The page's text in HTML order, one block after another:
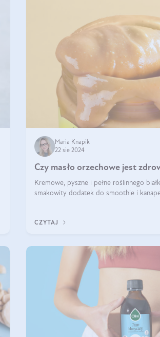
Maria Knapik
22 sie 2024
Czy masło orzechowe jest
Kremowe, pyszne i pełne roślinnego
smakowity dodatek do smoothie i
CZYTAJ